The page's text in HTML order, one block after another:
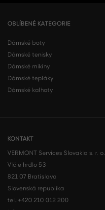
OBLÍBENÉ KATEGORIE
Dámské boty
Dámské tenisky
Dámské mikiny
Dámské tepláky
Dámské kalhoty
KONTAKT
VERMONT Services Slovakia s. r. o.
Vlčie hrdlo 53
821 07 Bratislava
Slovenská republika
tel.:+420 210 012 200